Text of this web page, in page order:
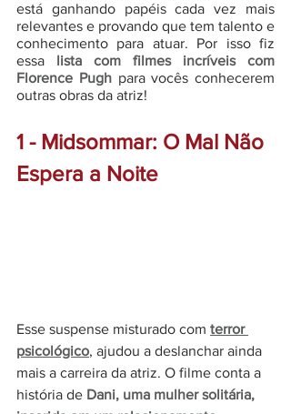
está ganhando papéis cada vez mais
relevantes e provando que tem talento e
conhecimento para atuar. Por isso fiz
essa lista com filmes incríveis com
Florence Pugh para vocês conhecerem
outras obras da atriz!
1 - Midsommar: O Mal Não
Espera a Noite
Esse suspense misturado com terror
psicológico, ajudou a deslanchar ainda
mais a carreira da atriz. O filme conta a
história de Dani, uma mulher solitária,